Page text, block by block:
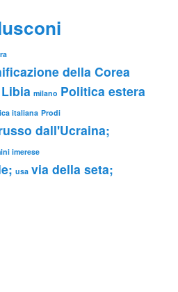
della Corea
Libia milano Politica estera
italiana Prodi
dall'Ucraina;
imerese
usa via della seta;